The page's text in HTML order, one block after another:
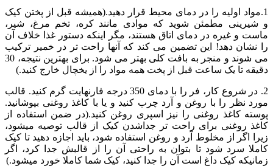
1.مواد اولیه را در دمای محیط قرار دهید.(همیشه قبل از پختن کیک
و شیرینی مطمئن شوید که موادی مانند کره، تخم مرغ، شیر،
ماست و غیره در دمای اتاق هستند، مگر اینکه دستور غذا خلاف آن
را نشان دهد! این تضمین می کند که آنها راحت تر در خمیر ترکیب
می شوند و منجر به بافت کلی بهتر می شود. برای بهترین نتیجه، 30
دقیقه تا یک ساعت قبل از پخت همه مواد را از یخچال خارج کنید.)
2. در شروع کار، فر را با دمای 350 درجه فارنهایت گرم کنید. قالب
مورد نظر را با روغن و آرد چرب کنید و یا با کاغذ روغنی بپوشانید.
پوسته کاغذ روغنی را نیز اسپری روغن کنید.(در ضمن استفاده از
کاغذ روغنی برای راحت تر جداشدن کیک از قالب توصیه میشود،
زیرا اگر از مخلوط آرد و روغن استفاده شود، باید اجازه دهید تا کیک
کاملا سرد شود تا بتوان به راحتی آن را از قالبش جدا کرد، اگر
زمانیکه کیک داغ است آن را جدا کنید، کیک شما کاملا خورد میشود.)